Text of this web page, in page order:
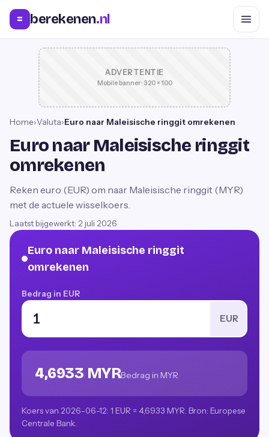
= berekenen.nl
ADVERTENTIE
Mobile banner · 320 × 100
Home›Valuta›Euro naar Maleisische ringgit omrekenen
Euro naar Maleisische ringgit
omrekenen
Reken euro (EUR) om naar Maleisische ringgit (MYR)
met de actuele wisselkoers.
Laatst bijgewerkt: 2 juli 2026
Euro naar Maleisische ringgit
omrekenen
Bedrag in EUR
EUR
4,6933 MYRBedrag in MYR
Koers van 2026-06-12: 1 EUR = 4,6933 MYR. Bron: Europese
Centrale Bank.